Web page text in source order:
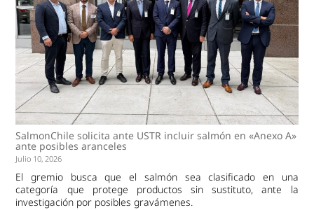
SalmonChile solicita ante USTR incluir salmón en «Anexo A»
ante posibles aranceles
Julio 10, 2026
El gremio busca que el salmón sea clasificado en una
categoría que protege productos sin sustituto, ante la
investigación por posibles gravámenes.